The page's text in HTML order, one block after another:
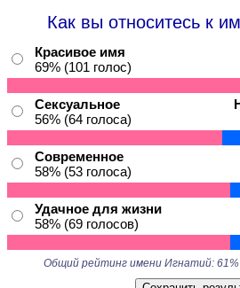
Как вы относитесь к
Красивое имя
69% (101 голос)
Сексуальное
56% (64 голоса)
Современное
58% (53 голоса)
Удачное для жизни
58% (69 голосов)
Общий рейтинг имени Игнатий: 61%